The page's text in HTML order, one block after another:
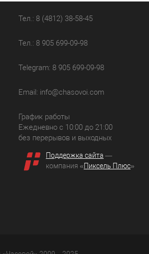
Тел.: 8 (4812) 38-58-45
Тел.: 8 905 699-09-98
Telegram: 8 905 699-09-98
Email: info@chasovoi.com
График работы
Ежедневно с 10:00 до 21:00
без перерывов и выходных
Поддержка сайта —
компания «Пиксель Плюс»